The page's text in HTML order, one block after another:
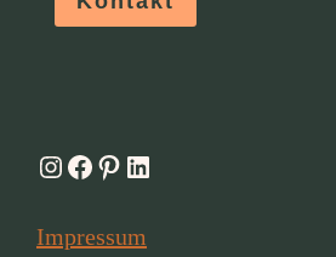
Instagram
Facebook
Pinterest
LinkedIn
Impressum